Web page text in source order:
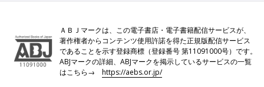
ＡＢＪマークは、この電子書店・電子書籍配信サービスが、
著作権者からコンテンツ使用許諾を得た正規版配信サービス
であることを示す登録商標（登録番号 第11091000号）です。
ABJマークの詳細、ABJマークを掲示しているサービスの一覧
はこちら→https://aebs.or.jp/